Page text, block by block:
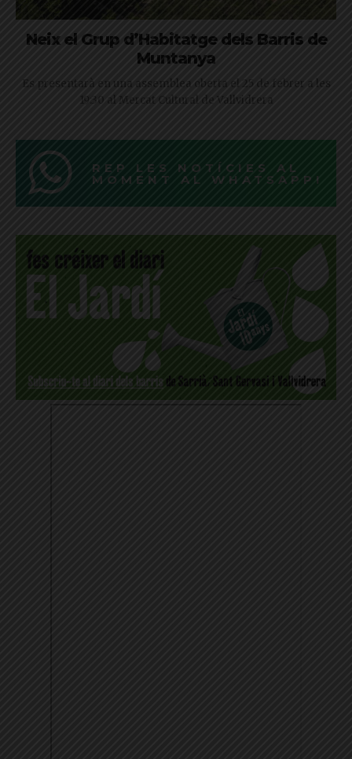
Neix el Grup d’Habitatge dels Barris de
Muntanya
Es presentarà en una assemblea oberta el 25 de febrer a les
19:30 al Mercat Cultural de Vallvidrera
REP LES NOTÍCIES AL
MOMENT AL WHATSAPP!